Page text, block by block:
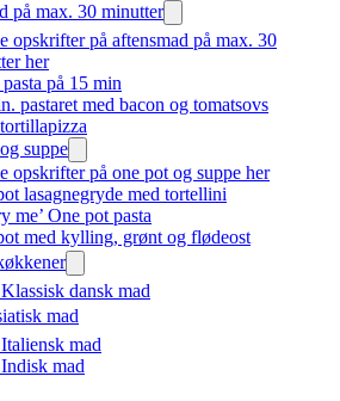
på max. 30 minutter
opskrifter på aftensmad på max. 30
her
pasta på 15 min
pastaret med bacon og tomatsovs
suppe
opskrifter på one pot og suppe her
lasagnegryde med tortellini
me’ One pot pasta
med kylling, grønt og flødeost
dansk mad
mad
mad​
mad​